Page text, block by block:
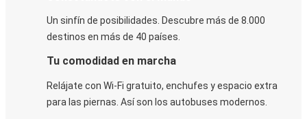
Un sinfín de posibilidades. Descubre más de 8.000
destinos en más de 40 países.
Tu comodidad en marcha
Relájate con Wi-Fi gratuito, enchufes y espacio extra
para las piernas. Así son los autobuses modernos.